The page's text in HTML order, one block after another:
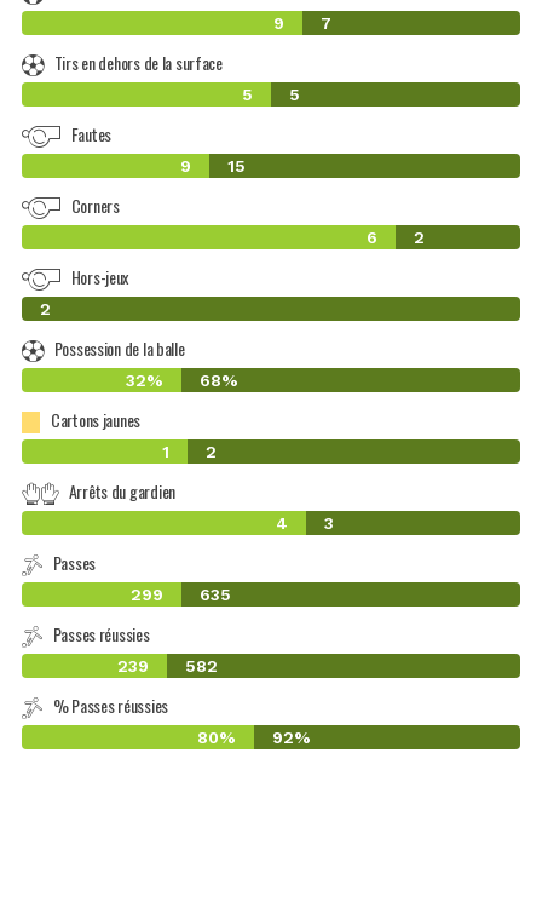
9 7
Tirs en dehors de la surface
5 5
Fautes
9 15
Corners
6 2
Hors-jeux
0
2
Possession de la balle
32% 68%
Cartons jaunes
1 2
Arrêts du gardien
4 3
Passes
299 635
Passes réussies
239 582
% Passes réussies
80% 92%